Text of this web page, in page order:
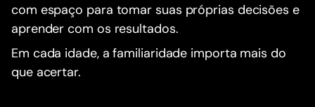
com espaço para tomar suas próprias decisões e
aprender com os resultados.
Em cada idade, a familiaridade importa mais do
que acertar.